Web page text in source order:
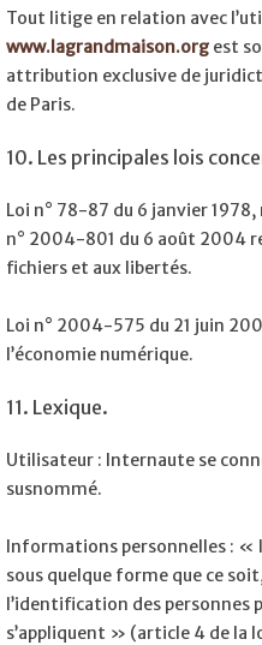
Tout litige en relation avec
www.lagrandmaison.org est
attribution exclusive de
de Paris.
10. Les principales lois
Loi n° 78-87 du 6 janvier
n° 2004-801 du 6 août 2004
fichiers et aux libertés.
Loi n° 2004-575 du 21 juin
l’économie numérique.
11. Lexique.
Utilisateur : Internaute se
susnommé.
Informations personnelles :
sous quelque forme que ce
l’identification des personnes
s’appliquent » (article 4 de la